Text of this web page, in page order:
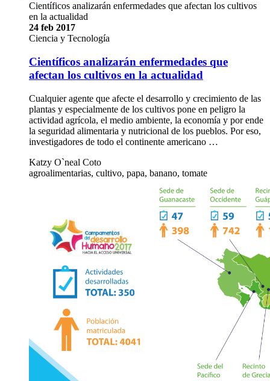
Científicos analizarán enfermedades que afectan los cultivos
en la actualidad
24 feb 2017
Ciencia y Tecnología
Científicos analizarán enfermedades que
afectan los cultivos en la actualidad
Cualquier agente que afecte el desarrollo y crecimiento de las
plantas y especialmente de los cultivos pone en peligro la
actividad agrícola, el medio ambiente, la economía y por ende
la seguridad alimentaria y nutricional de los pueblos. Por eso,
investigadores de todo el continente americano …
Katzy O`neal Coto
agroalimentarias, cultivo, papa, banano, tomate